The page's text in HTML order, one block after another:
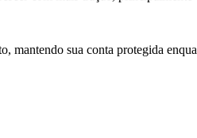
mantendo sua conta protegida